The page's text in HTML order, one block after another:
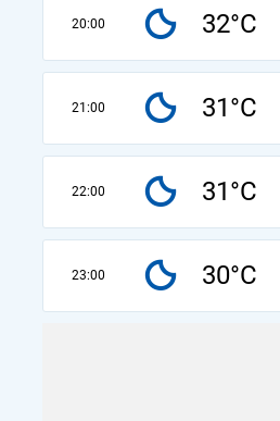
20:00 32°C
21:00 31°C
22:00 31°C
23:00 30°C